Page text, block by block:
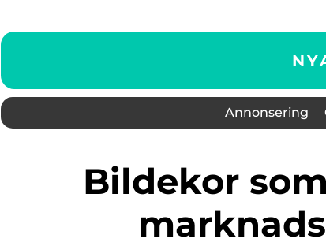
Annonsering
Bildekor som rullande